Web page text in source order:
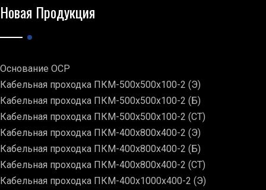
Новая Продукция
Основание ОСР
Кабельная проходка ПКМ-500х500х100-2 (Э)
Кабельная проходка ПКМ-500х500х100-2 (Б)
Кабельная проходка ПКМ-500х500х100-2 (СТ)
Кабельная проходка ПКМ-400х800х400-2 (Э)
Кабельная проходка ПКМ-400х800х400-2 (Б)
Кабельная проходка ПКМ-400х800х400-2 (СТ)
Кабельная проходка ПКМ-400х1000х400-2 (Э)